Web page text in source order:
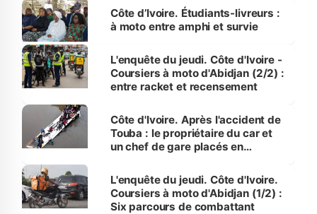
Côte d’Ivoire. Étudiants-livreurs :
à moto entre amphi et survie
L'enquête du jeudi. Côte d'Ivoire -
Coursiers à moto d'Abidjan (2/2) :
entre racket et recensement
Côte d'Ivoire. Après l'accident de
Touba : le propriétaire du car et
un chef de gare placés en
L'enquête du jeudi. Côte d'Ivoire.
Coursiers à moto d'Abidjan (1/2) :
Six parcours de combattant